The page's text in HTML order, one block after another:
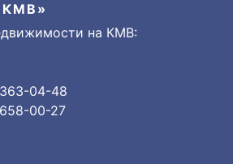
на КМВ:
04-48
00-27